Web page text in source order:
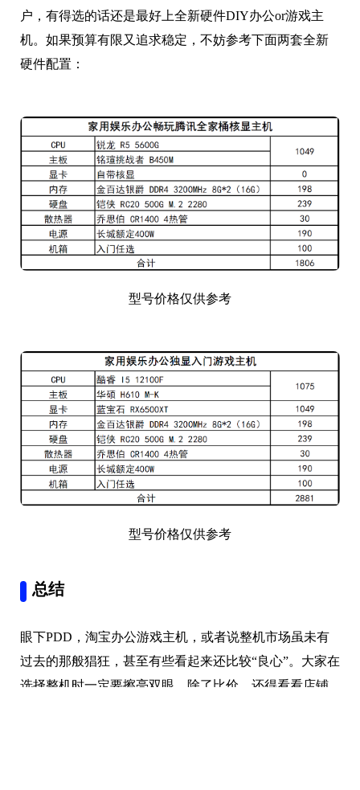
户，有得选的话还是最好上全新硬件DIY办公or游戏主
机。如果预算有限又追求稳定，不妨参考下面两套全新
硬件配置：
型号价格仅供参考
型号价格仅供参考
总结
眼下PDD，淘宝办公游戏主机，或者说整机市场虽未有
过去的那般猖狂，甚至有些看起来还比较“良心”。大家在
选择整机时一定要擦亮双眼，除了比价，还得看看店铺